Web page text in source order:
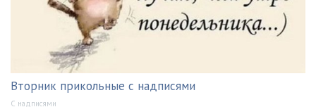
Вторник прикольные с надписями
С надписями